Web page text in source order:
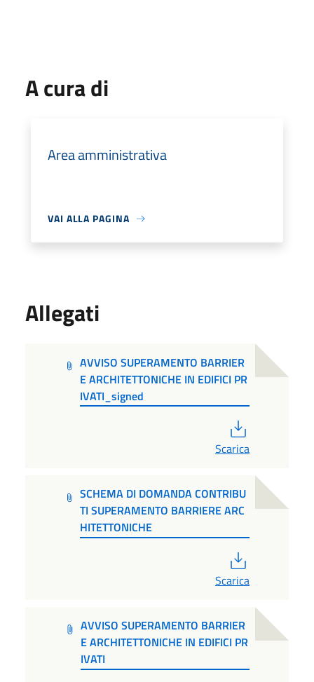
A cura di
Area amministrativa
VAI ALLA PAGINA
Allegati
AVVISO SUPERAMENTO BARRIER
E ARCHITETTONICHE IN EDIFICI PR
IVATI_signed
Scarica
SCHEMA DI DOMANDA CONTRIBU
TI SUPERAMENTO BARRIERE ARC
HITETTONICHE
Scarica
AVVISO SUPERAMENTO BARRIER
E ARCHITETTONICHE IN EDIFICI PR
IVATI